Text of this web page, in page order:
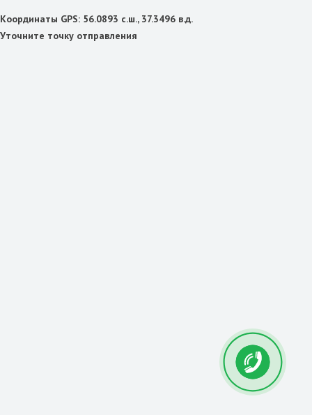
Координаты GPS: 56.0893 с.ш., 37.3496 в.д.
Уточните точку отправления